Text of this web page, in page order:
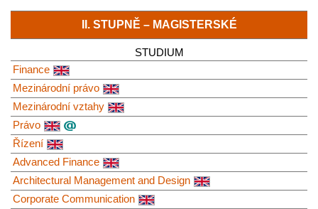
II. STUPNĚ – MAGISTERSKÉ
STUDIUM
Finance
Mezinárodní právo
Mezinárodní vztahy
Právo
Řízení
Advanced Finance
Architectural Management and Design
Corporate Communication